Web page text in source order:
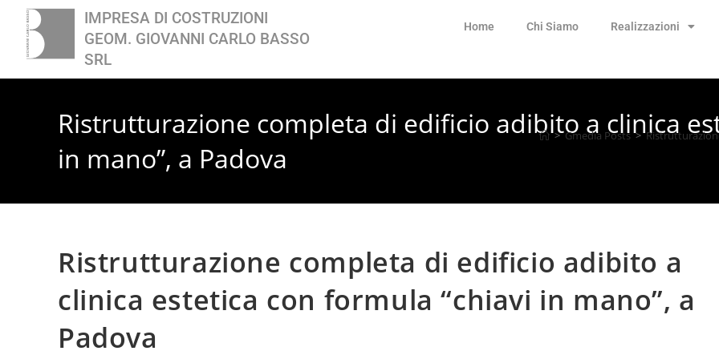
IMPRESA DI COSTRUZIONI
GEOM. GIOVANNI CARLO BASSO
SRL
Home Chi Siamo Realizzazioni
Ristrutturazione completa di edificio adibito a clinica
in mano”, a Padova
> Gmedia Posts >
Ristrutturazione completa di edificio adibito a
clinica estetica con formula “chiavi in mano”, a
Padova